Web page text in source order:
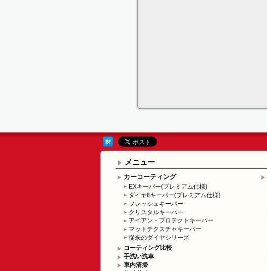
メニュー
カーコーティング
EXキーパー(プレミアム仕様)
ダイヤⅡキーパー(プレミアム仕様)
フレッシュキーパー
クリスタルキーパー
アイアン・プロテクトキーパー
マットテクスチャキーパー
従来のダイヤシリーズ
コーティング比較
手洗い洗車
車内清掃